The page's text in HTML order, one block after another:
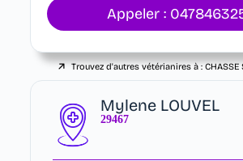
Appeler :
Trouvez d'autres vétérianires à :CHASSE
Mylene LOUVEL
29467